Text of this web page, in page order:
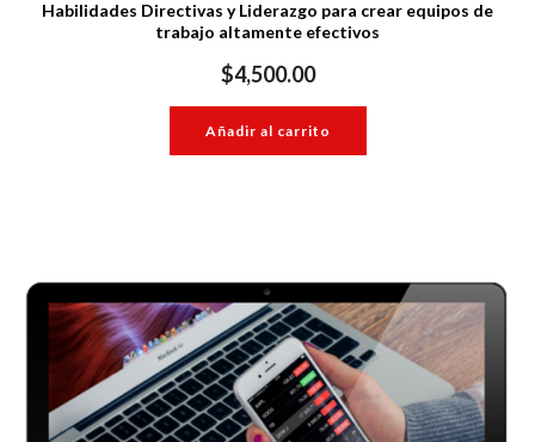
Habilidades Directivas y Liderazgo para crear equipos de
trabajo altamente efectivos
$4,500.00
Añadir al carrito